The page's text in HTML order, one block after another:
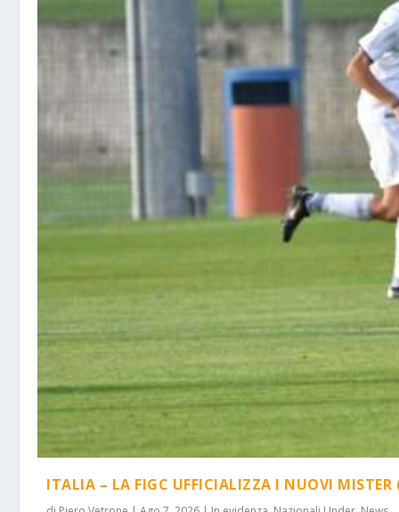
ITALIA – LA FIGC UFFICIALIZZA I NUOVI MISTER